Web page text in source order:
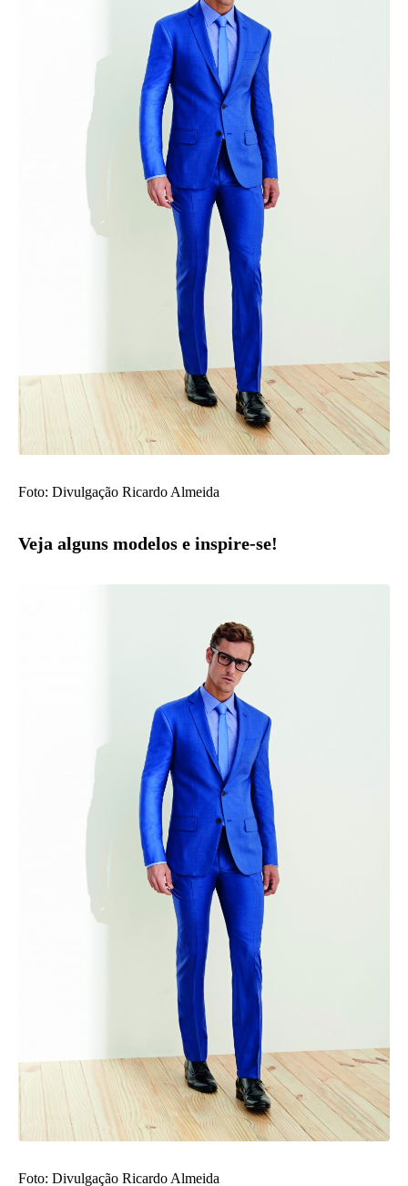
Foto: Divulgação Ricardo Almeida
Veja alguns modelos e inspire-se!
Foto: Divulgação Ricardo Almeida